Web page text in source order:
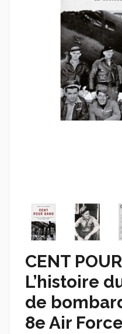
CENT
L’histoire
de
8e Air